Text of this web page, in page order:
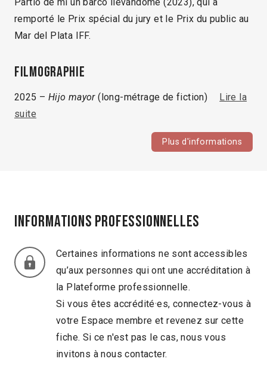
remporté le Prix spécial du jury et le Prix du public au
Mar del Plata IFF.
Filmographie
2025 – Hijo mayor(long-métrage de fiction)
Lire la
suite
Plus d'informations
Informations professionnelles
Certaines informations ne sont accessibles
qu’aux personnes qui ont une accréditation à
la Plateforme professionnelle.
Si vous êtes accrédité·es, connectez-vous à
votre Espace membre et revenez sur cette
fiche. Si ce n'est pas le cas, nous vous
invitons à nous contacter.